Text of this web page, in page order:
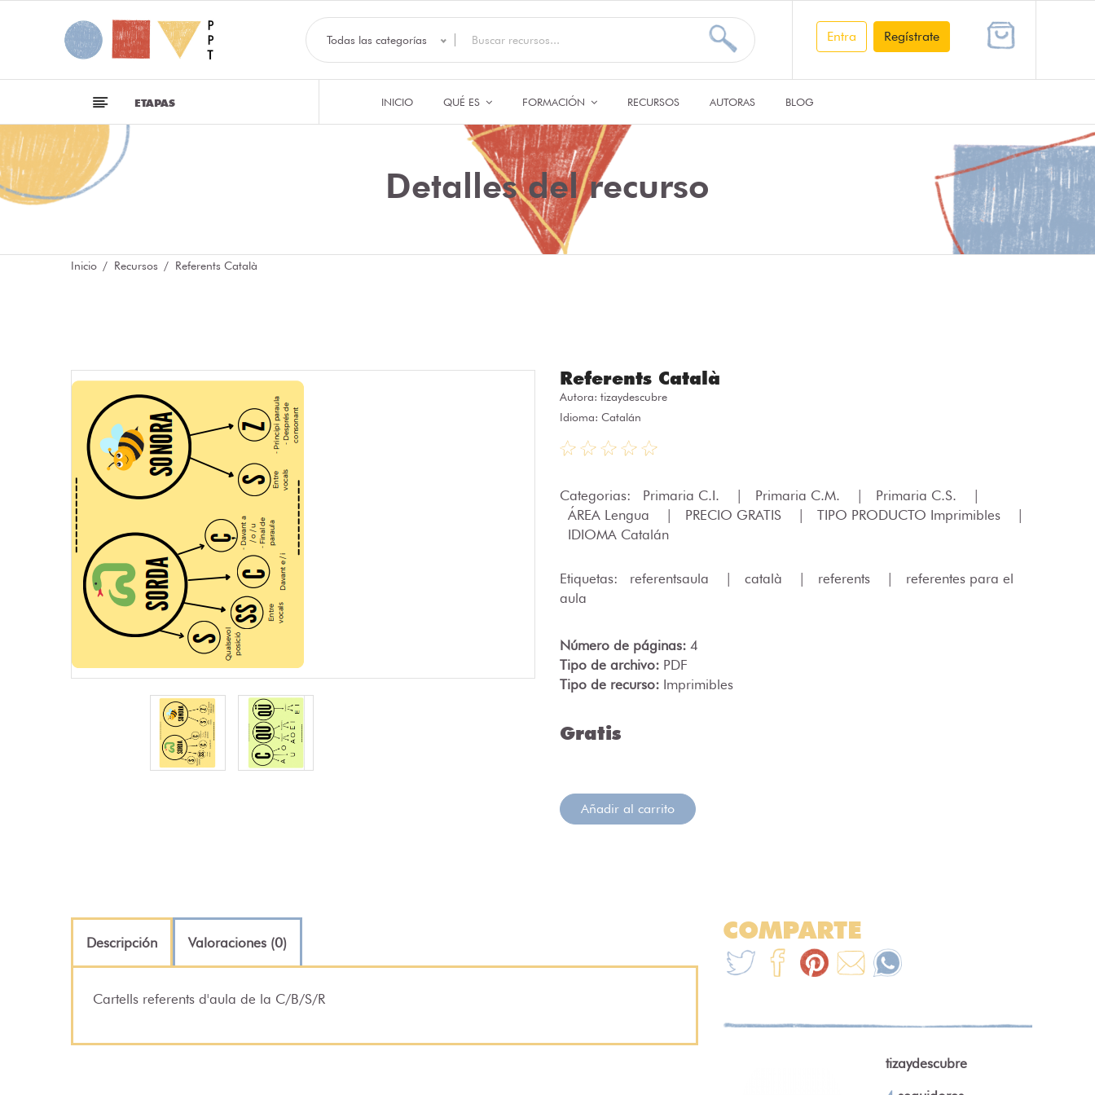
Todas las categorías Entra Regístrate
ETAPAS INICIO QUÉ ES FORMACIÓN RECURSOS AUTORAS BLOG
Detalles del recurso
Inicio Recursos Referents Català
Referents Català
Autora: tizaydescubre
Idioma: Catalán
Categorias: Primaria C.I. Primaria C.M. Primaria C.S.
ÁREA Lengua
PRECIO GRATIS TIPO PRODUCTO Imprimibles
IDIOMA Catalán
Etiquetas: referentsaula català referents
referentes para el
aula
Número de páginas: 4
Tipo de archivo: PDF
Tipo de recurso: Imprimibles
Gratis
Añadir al carrito
Descripción Valoraciones (0)
Cartells referents d'aula de la C/B/S/R
COMPARTE
tizaydescubre